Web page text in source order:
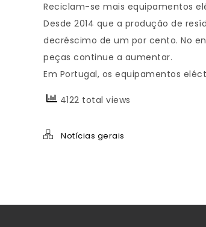
Reciclam-se mais equipamentos
Desde 2014 que a produção de
decréscimo de um por cento. No
peças continue a aumentar.
Em Portugal, os equipamentos
4122 total views
Notícias gerais